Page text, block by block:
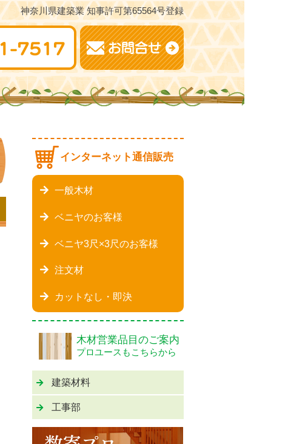
神奈川県建築業 知事許可第65564号登録
インターネット通信販売
一般木材
ベニヤのお客様
ベニヤ3尺×3尺のお客様
注文材
カットなし・即決
木材営業品目のご案内
プロユースもこちらから
建築材料
工事部